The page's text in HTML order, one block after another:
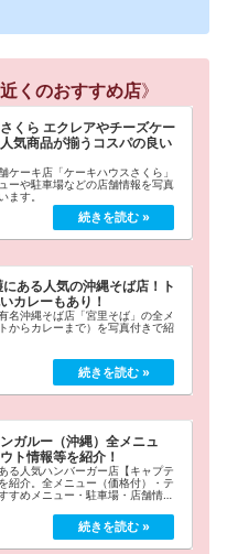
くのおすすめ店》
くら エクレアやチーズケー
気商品が揃うコスパの良い
ケーキ店「ケーキハウスさくら」
ーや駐車場などの店舗情報を写真
ます。
ある人気の沖縄そば店！ト
カレーもあり！
名沖縄そば店「宮里そば」の全メ
からカレーまで）を写真付きで紹
ガルー（沖縄）全メニュ
ト情報等を紹介！
る人気ハンバーガー店【キャプテ
紹介。全メニュー（価格付）・テ
すめメニュー・駐車場・店舗情報